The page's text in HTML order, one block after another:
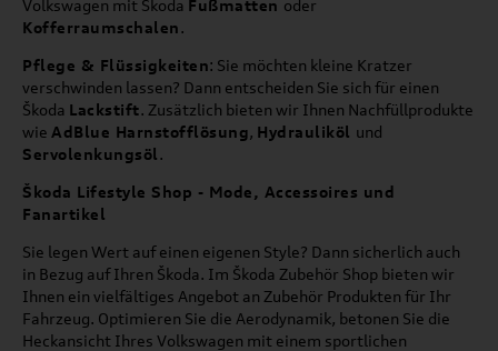
Volkswagen mit Škoda Fußmatten oder
Kofferraumschalen.
Pflege & Flüssigkeiten: Sie möchten kleine Kratzer
verschwinden lassen? Dann entscheiden Sie sich für einen
Škoda Lackstift. Zusätzlich bieten wir Ihnen Nachfüllprodukte
wie AdBlue Harnstofflösung, Hydrauliköl und
Servolenkungsöl.
Škoda Lifestyle Shop - Mode, Accessoires und
Fanartikel
Sie legen Wert auf einen eigenen Style? Dann sicherlich auch
in Bezug auf Ihren Škoda. Im Škoda Zubehör Shop bieten wir
Ihnen ein vielfältiges Angebot an Zubehör Produkten für Ihr
Fahrzeug. Optimieren Sie die Aerodynamik, betonen Sie die
Heckansicht Ihres Volkswagen mit einem sportlichen